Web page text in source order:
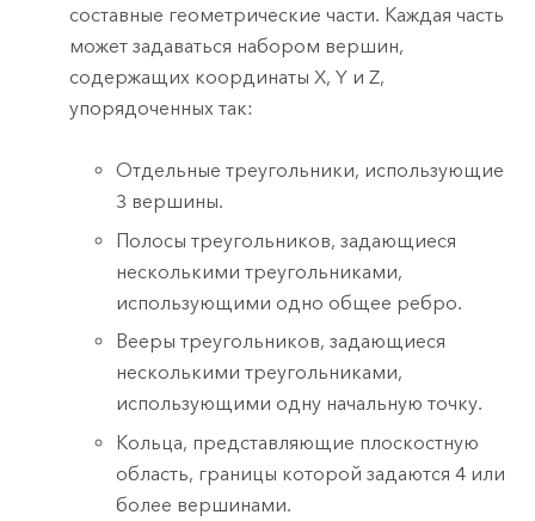
составные геометрические части. Каждая часть
может задаваться набором вершин,
содержащих координаты X, Y и Z,
упорядоченных так:
Отдельные треугольники, использующие
3 вершины.
Полосы треугольников, задающиеся
несколькими треугольниками,
использующими одно общее ребро.
Вееры треугольников, задающиеся
несколькими треугольниками,
использующими одну начальную точку.
Кольца, представляющие плоскостную
область, границы которой задаются 4 или
более вершинами.